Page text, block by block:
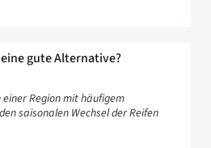
gute Alternative?
Region mit häufigem
saisonalen Wechsel der Reifen